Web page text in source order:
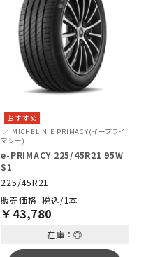
おすすめ
MICHELIN E PRIMACY(イープライ
マシー)
e-PRIMACY 225/45R21 95W
S1
225/45R21
税込/1本
￥ 43,780
在庫：◎